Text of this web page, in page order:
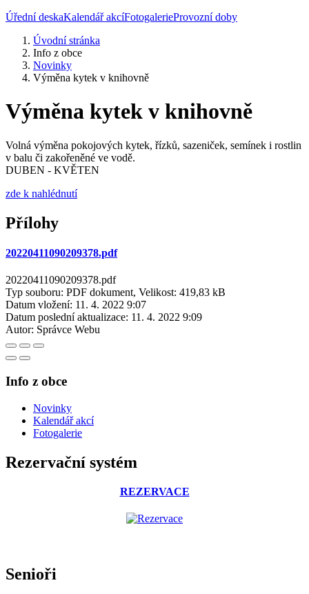
Úřední deskaKalendář akcíFotogalerieProvozní doby
Úvodní stránka
Info z obce
Novinky
Výměna kytek v knihovně
Výměna kytek v knihovně
Volná výměna pokojových kytek, řízků, sazeniček, semínek i rostlin
v balu či zakořeněné ve vodě.
DUBEN - KVĚTEN
zde k nahlédnutí
Přílohy
20220411090209378.pdf
20220411090209378.pdf
Typ souboru: PDF dokument, Velikost: 419,83 kB
Datum vložení: 11. 4. 2022 9:07
Datum poslední aktualizace: 11. 4. 2022 9:09
Autor: Správce Webu
Info z obce
Novinky
Kalendář akcí
Fotogalerie
Rezervační systém
REZERVACE
Senioři